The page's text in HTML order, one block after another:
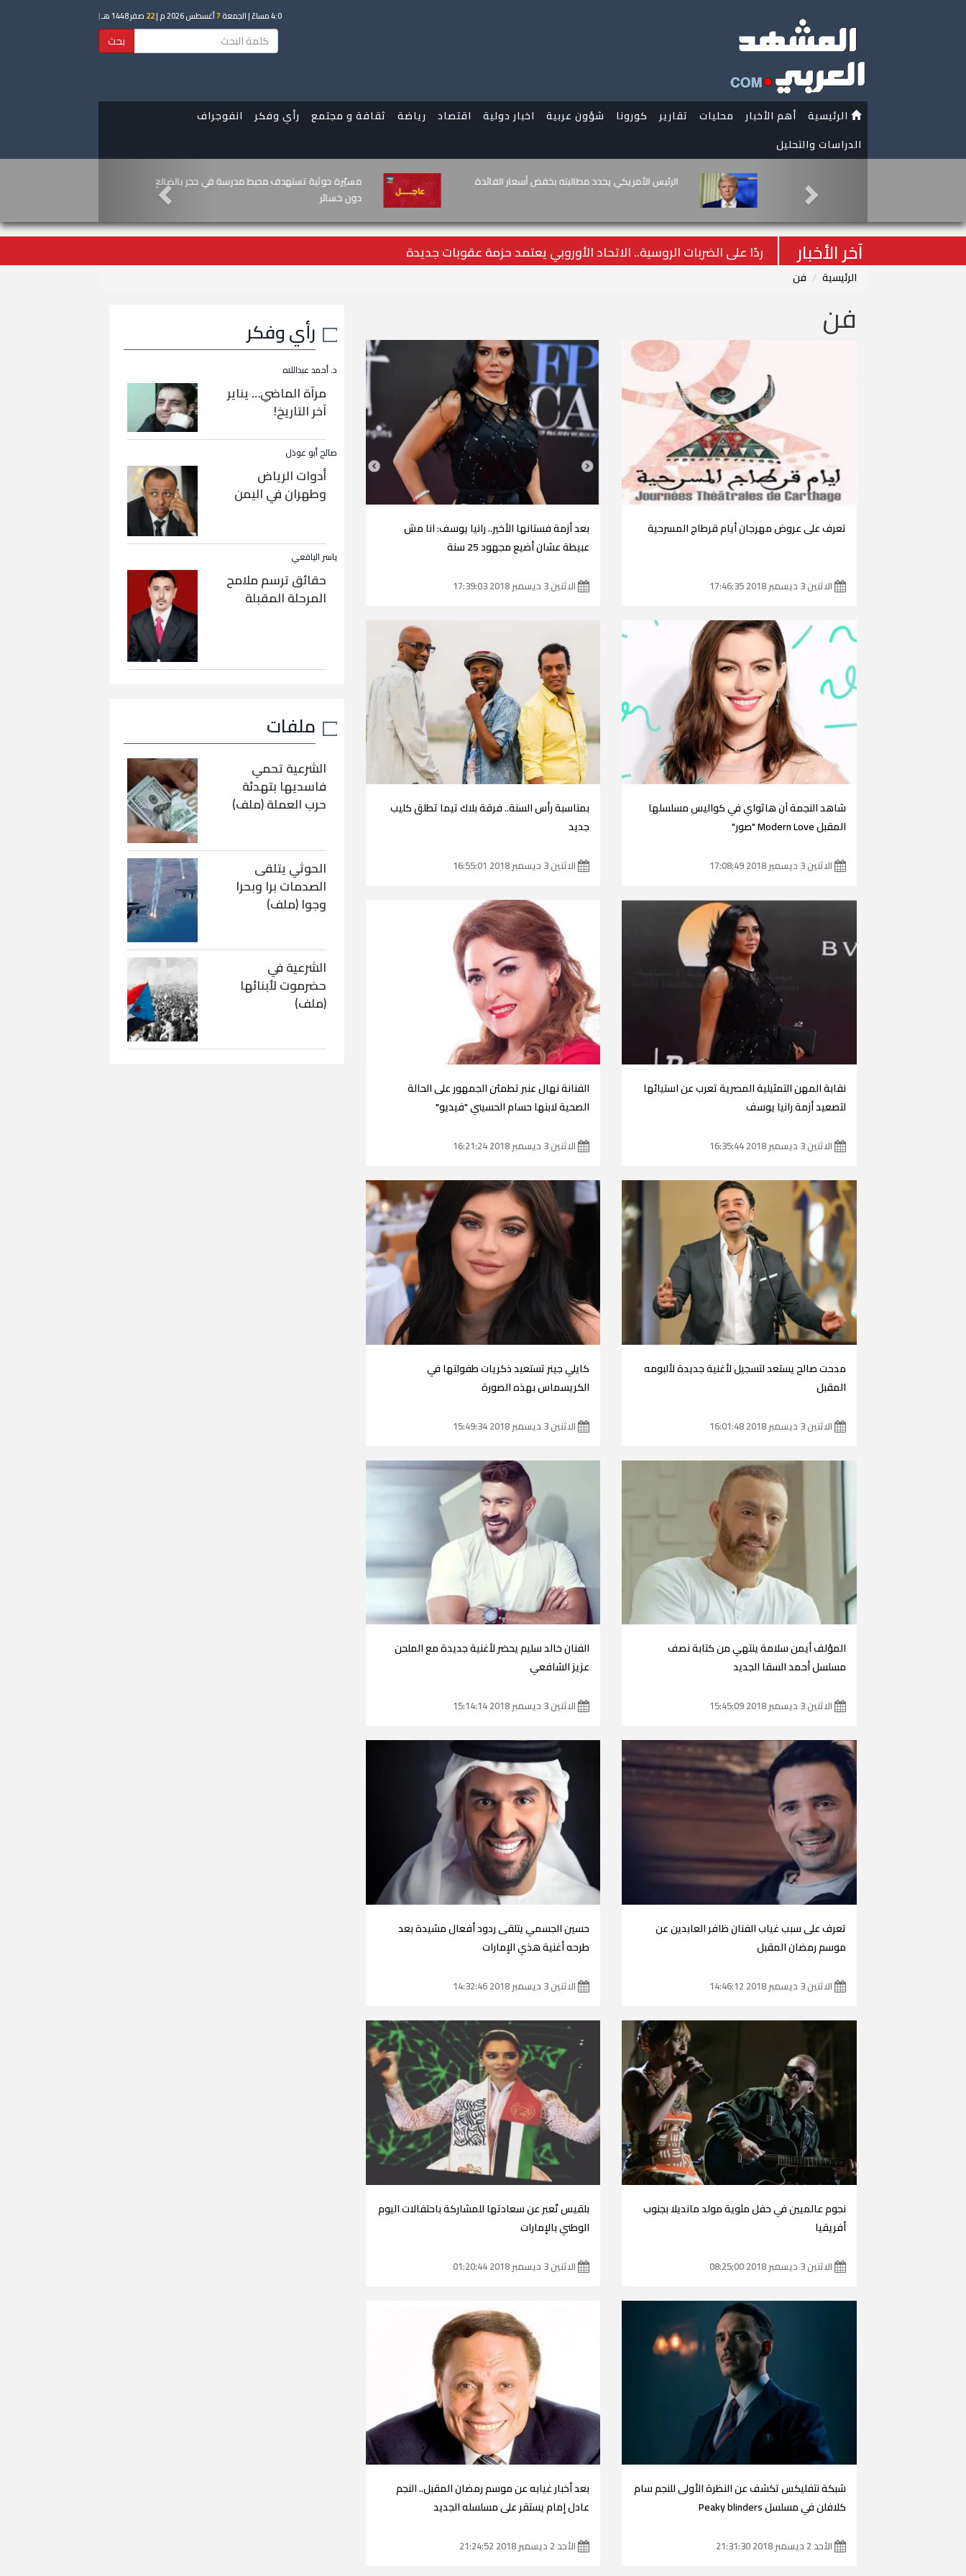
4:0 مساءً | الجمعة7أغسطس 2026 م | 22 صفر 1448 هـ |
بحث
الرئيسية أهم الأخبار محليات تقارير كورونا شؤون عربية اخبار دولية اقتصاد رياضة ثقافة و مجتمع رأي وفكر
انفوجراف
الدراسات والتحليل
سلاح الشارع يُحسم المعركة: العصيان المدني الجنوبي
يُسقط المؤامرات المعادية
الرئيس الأمريكي يجدد مطالبته بخفض أسعار الفائدة
آخر الأخبار ردًا على الضربات الروسية.. الاتحاد الأوروبي يعتمد حزمة عقوبات جديدة
الرئيسية فن
فن
تعرف على عروض مهرجان أيام قرطاج المسرحية
الاثنين 3 ديسمبر 2018 17:46:35
بعد أزمة فستانها الأخير.. رانيا يوسف: انا مش
عبيطة عشان أضيع مجهود 25 سنة
الاثنين 3 ديسمبر 2018 17:39:03
شاهد النجمة آن هاثواي في كواليس مسلسلها
المقبل Modern Love "صور"
الاثنين 3 ديسمبر 2018 17:08:49
بمناسبة رأس السنة.. فرقة بلاك تيما تطلق كليب
جديد
الاثنين 3 ديسمبر 2018 16:55:01
نقابة المهن التمثيلية المصرية تعرب عن استيائها
لتصعيد أزمة رانيا يوسف
الاثنين 3 ديسمبر 2018 16:35:44
الفنانة نهال عنبر تطمئن الجمهور على الحالة
الصحية لابنها حسام الحسيني "فيديو"
الاثنين 3 ديسمبر 2018 16:21:24
مدحت صالح يستعد لتسجيل لأغنية جديدة لألبومه
المقبل
الاثنين 3 ديسمبر 2018 16:01:48
كايلي جينر تستعيد ذكريات طفولتها في
الكريسماس بهذه الصورة
الاثنين 3 ديسمبر 2018 15:49:34
المؤلف أيمن سلامة ينتهي من كتابة نصف
مسلسل أحمد السقا الجديد
الاثنين 3 ديسمبر 2018 15:45:09
الفنان خالد سليم يحضر لأغنية جديدة مع الملحن
عزيز الشافعي
الاثنين 3 ديسمبر 2018 15:14:14
تعرف على سبب غياب الفنان ظافر العابدين عن
موسم رمضان المقبل
الاثنين 3 ديسمبر 2018 14:46:12
حسين الجسمي يتلقى ردود أفعال مشيدة بعد
طرحه أغنية هذي الإمارات
الاثنين 3 ديسمبر 2018 14:32:46
نجوم عالميين في حفل مئوية مولد مانديلا بجنوب
أفريقيا
الاثنين 3 ديسمبر 2018 08:25:00
بلقيس تُعبر عن سعادتها للمشاركة باحتفالات اليوم
الوطني بالإمارات
الاثنين 3 ديسمبر 2018 01:20:44
شبكة نتفليكس تكشف عن النظرة الأولى للنجم سام
كلافلن في مسلسل Peaky blinders
الأحد 2 ديسمبر 2018 21:31:30
بعد أخبار غيابه عن موسم رمضان المقبل.. النجم
عادل إمام يستقر على مسلسله الجديد
الأحد 2 ديسمبر 2018 21:24:52
رأي وفكر
د. أحمد عبداللاه
مرآة الماضي… يناير
آخر التاريخ!
صالح أبو عوذل
أدوات الرياض
وطهران في اليمن
ياسر اليافعي
حقائق ترسم ملامح
المرحلة المقبلة
ملفات
الشرعية تحمي
فاسديها بتهدئة
حرب العملة (ملف)
الحوثي يتلقى
الصدمات برا وبحرا
وجوا (ملف)
الشرعية في
حضرموت لأبنائها
(ملف)